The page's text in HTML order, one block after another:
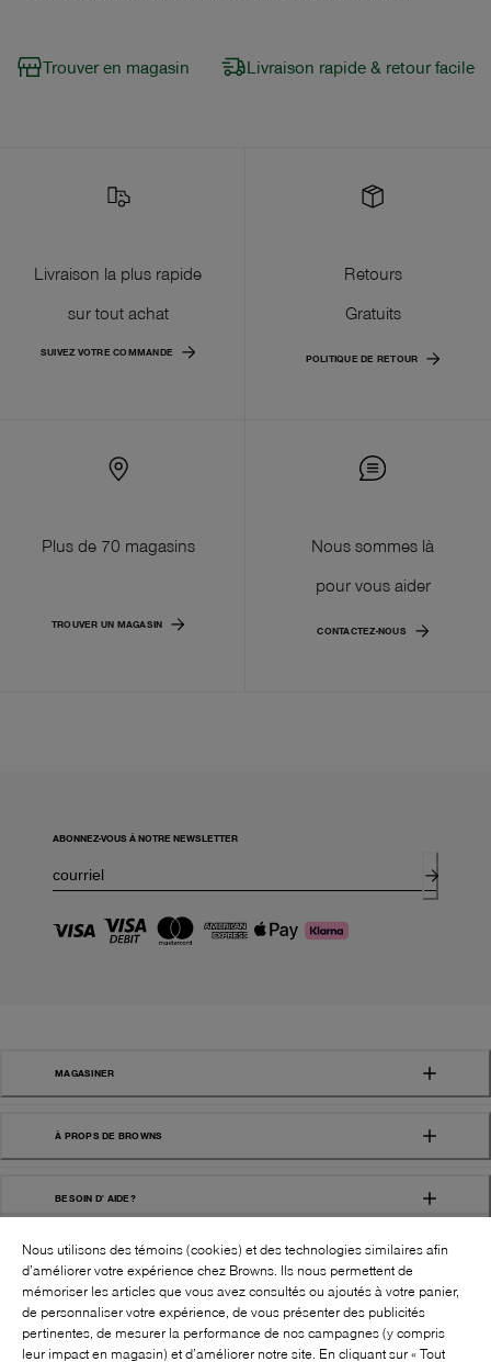
Trouver en magasin Livraison rapide & retour facile
Livraison la plus rapide
sur tout achat
SUIVEZ VOTRE COMMANDE
Retours
Gratuits
POLITIQUE DE RETOUR
Plus de 70 magasins
TROUVER UN MAGASIN
Nous sommes là
pour vous aider
CONTACTEZ-NOUS
ABONNEZ-VOUS À NOTRE NEWSLETTER
MAGASINER
À PROPS DE BROWNS
BESOIN D' AIDE?
Nous utilisons des témoins (cookies) et des technologies similaires afin
d’améliorer votre expérience chez Browns. Ils nous permettent de
mémoriser les articles que vous avez consultés ou ajoutés à votre panier,
de personnaliser votre expérience, de vous présenter des publicités
pertinentes, de mesurer la performance de nos campagnes (y compris
leur impact en magasin) et d’améliorer notre site. En cliquant sur « Tout